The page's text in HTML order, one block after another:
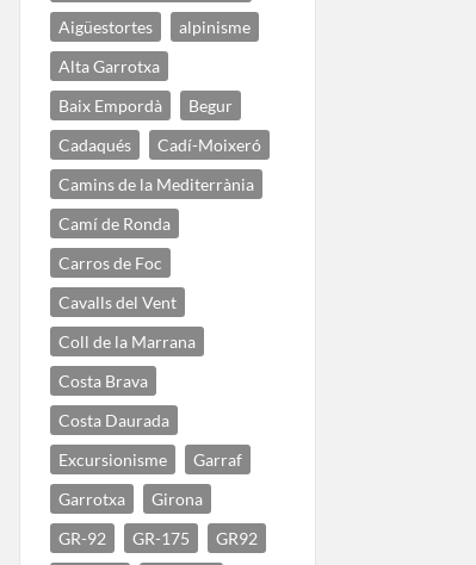
Aigüestortes
alpinisme
Alta Garrotxa
Baix Empordà
Begur
Cadaqués
Cadí-Moixeró
Camins de la Mediterrània
Camí de Ronda
Carros de Foc
Cavalls del Vent
Coll de la Marrana
Costa Brava
Costa Daurada
Excursionisme
Garraf
Garrotxa
Girona
GR-92
GR-175
GR92